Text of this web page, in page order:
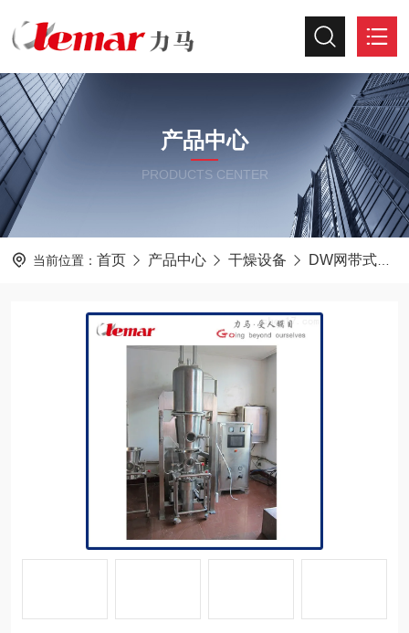
产品中心
PRODUCTS CENTER
当前位置： 首页 产品中心 干燥设备 DW网带式干燥机